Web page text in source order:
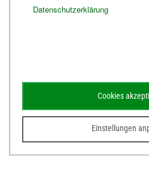
Schematismus
© 2026Webdesign für Jena von der
Datenschutzerklärung
Einstellungen
Cookies